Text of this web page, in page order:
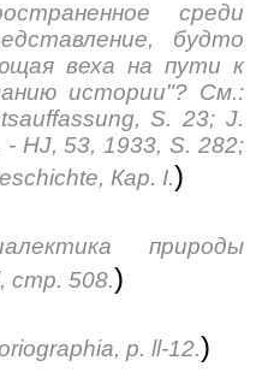
среди
будто
веха на пути к
истории"? См.:
S. 23; J.
HJ, 53, 1933, S. 282;
Кар. I.)
природы
стр. 508.)
p. ll-12.)